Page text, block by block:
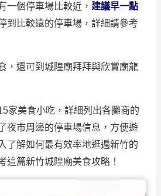
一個停車場比較近， 建議早一點
到比較遠的停車場，詳細請參考
，還可到城隍廟拜拜與欣賞廟龍
家美食小吃，詳細列出各攤商的
夜市周邊的停車場信息，方便遊
了解如何最有效率地逛遍新竹的
這篇新竹城隍廟美食攻略！